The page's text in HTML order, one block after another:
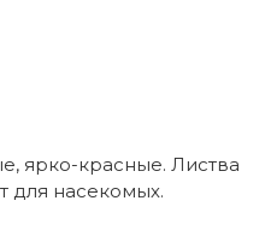
ярко-красные. Листва
для насекомых.